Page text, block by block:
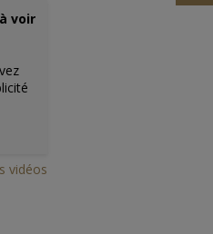
voir
vidéos